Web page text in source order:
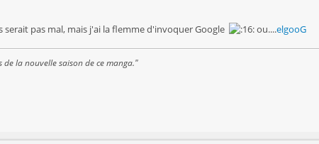
pas mal, mais j'ai la flemme d'invoquer Google ou....elgooG
la nouvelle saison de ce manga."